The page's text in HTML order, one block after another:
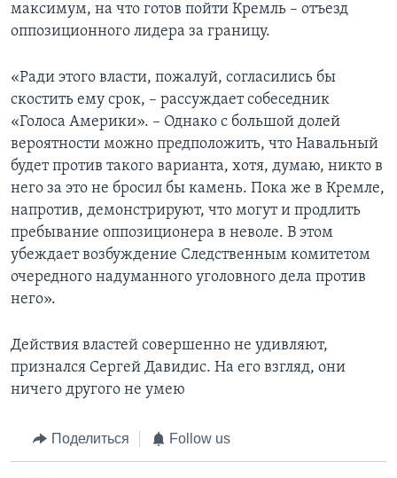
максимум, на что готов пойти Кремль – отъезд
оппозиционного лидера за границу.
«Ради этого власти, пожалуй, согласились бы
скостить ему срок, – рассуждает собеседник
«Голоса Америки». – Однако с большой долей
вероятности можно предположить, что Навальный
будет против такого варианта, хотя, думаю, никто в
него за это не бросил бы камень. Пока же в Кремле,
напротив, демонстрируют, что могут и продлить
пребывание оппозиционера в неволе. В этом
убеждает возбуждение Следственным комитетом
очередного надуманного уголовного дела против
него».
Действия властей совершенно не удивляют,
признался Сергей Давидис. На его взгляд, они
ничего другого не умею
Поделиться Follow us